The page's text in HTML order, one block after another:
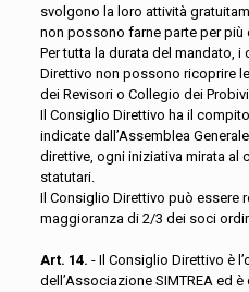
svolgono la loro attività
non possono farne parte per più
Per tutta la durata del mandato,
Direttivo non possono ricoprire
dei Revisori o Collegio dei
Il Consiglio Direttivo ha il
indicate dall’Assemblea
direttive, ogni iniziativa mirata
statutari.
Il Consiglio Direttivo può essere
maggioranza di 2/3 dei soci
Art. 14.- Il Consiglio Direttivo è
dell’Associazione SIMTREA ed